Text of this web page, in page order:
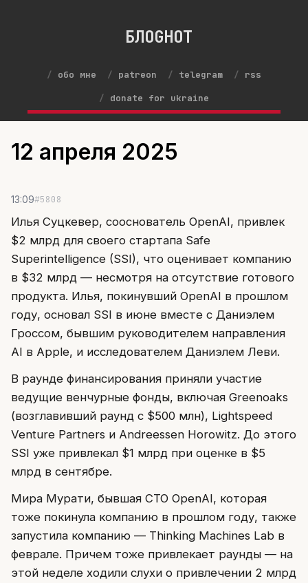
БЛОGНОТ
обо мне patreon telegram
rss
donate for ukraine
12 апреля 2025
13:09#5808
Илья Суцкевер, сооснователь OpenAI, привлек
$2 млрд для своего стартапа Safe
Superintelligence (SSI), что оценивает компанию
в $32 млрд — несмотря на отсутствие готового
продукта. Илья, покинувший OpenAI в прошлом
году, основал SSI в июне вместе с Даниэлем
Гроссом, бывшим руководителем направления
AI в Apple, и исследователем Даниэлем Леви.
В раунде финансирования приняли участие
ведущие венчурные фонды, включая Greenoaks
(возглавивший раунд с $500 млн), Lightspeed
Venture Partners и Andreessen Horowitz. До этого
SSI уже привлекал $1 млрд при оценке в $5
млрд в сентябре.
Мира Мурати, бывшая CTO OpenAI, которая
тоже покинула компанию в прошлом году, также
запустила компанию — Thinking Machines Lab в
феврале. Причем тоже привлекает раунды — на
этой неделе ходили слухи о привлечении 2 млрд